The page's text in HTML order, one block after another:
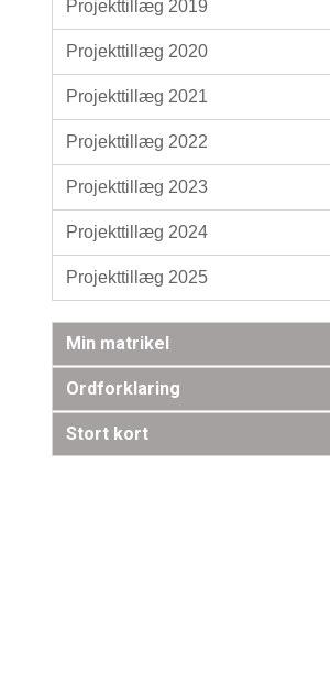
Projekttillæg 2019
Projekttillæg 2020
Projekttillæg 2021
Projekttillæg 2022
Projekttillæg 2023
Projekttillæg 2024
Projekttillæg 2025
Min matrikel
Ordforklaring
Stort kort